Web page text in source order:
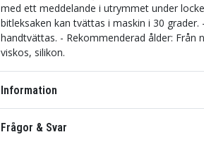
med ett meddelande i utrymmet under
bitleksaken kan tvättas i maskin i 30
handtvättas. - Rekommenderad ålder: Från
viskos, silikon.
Information
Frågor & Svar